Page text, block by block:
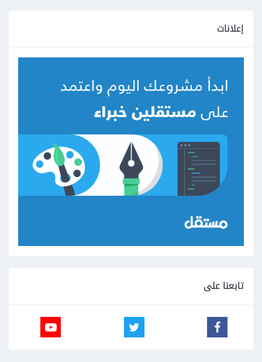
إعلانات
تابعنا على